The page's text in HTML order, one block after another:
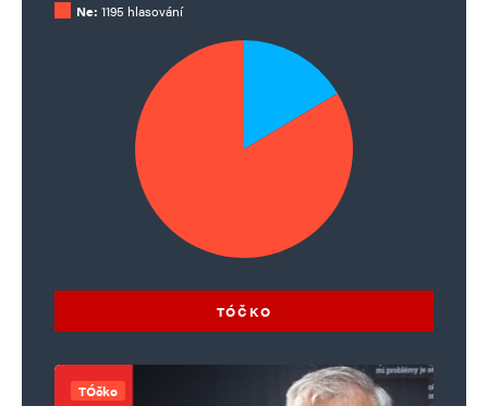
Ne: 1195 hlasování
TÓČKO
TÓčko